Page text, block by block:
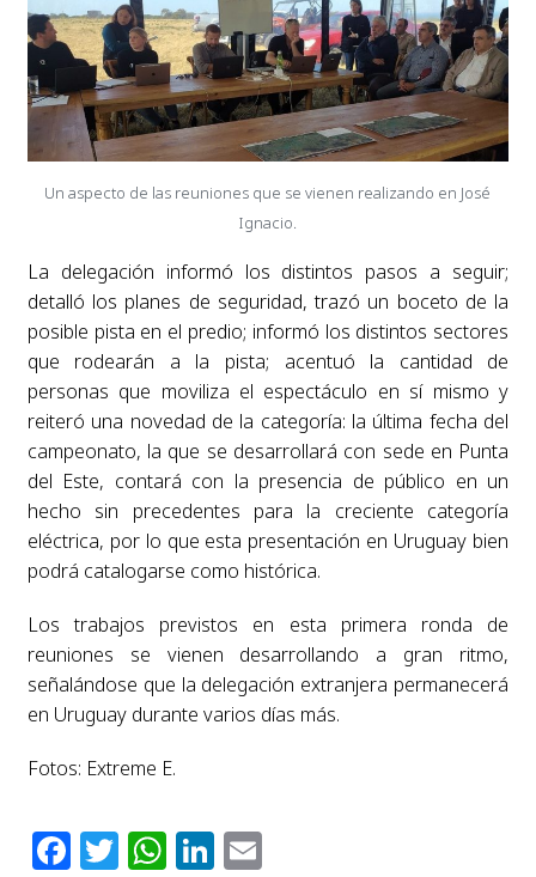
Un aspecto de las reuniones que se vienen realizando en José
Ignacio.
La delegación informó los distintos pasos a seguir;
detalló los planes de seguridad, trazó un boceto de la
posible pista en el predio; informó los distintos sectores
que rodearán a la pista; acentuó la cantidad de
personas que moviliza el espectáculo en sí mismo y
reiteró una novedad de la categoría: la última fecha del
campeonato, la que se desarrollará con sede en Punta
del Este, contará con la presencia de público en un
hecho sin precedentes para la creciente categoría
eléctrica, por lo que esta presentación en Uruguay bien
podrá catalogarse como histórica.
Los trabajos previstos en esta primera ronda de
reuniones se vienen desarrollando a gran ritmo,
señalándose que la delegación extranjera permanecerá
en Uruguay durante varios días más.
Fotos: Extreme E.
Facebook
Twitter
WhatsApp
LinkedIn
Email